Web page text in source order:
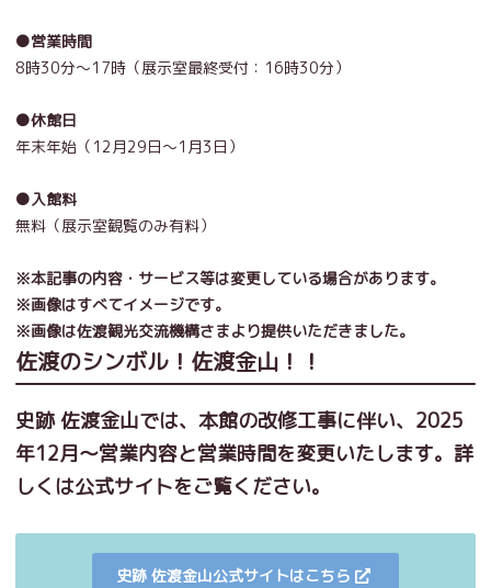
●営業時間
8時30分〜17時（展示室最終受付：16時30分）
●休館日
年末年始（12月29日〜1月3日）
●入館料
無料（展示室観覧のみ有料）
※本記事の内容・サービス等は変更している場合があります。
※画像はすべてイメージです。
※画像は佐渡観光交流機構さまより提供いただきました。
佐渡のシンボル！佐渡金山！！
史跡 佐渡金山では、本館の改修工事に伴い、2025
年12月～営業内容と営業時間を変更いたします。詳
しくは公式サイトをご覧ください。
史跡 佐渡金山公式サイトはこちら